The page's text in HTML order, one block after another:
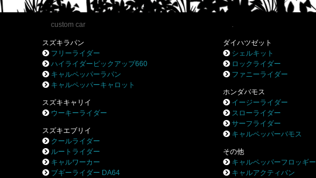
custom car
スズキラパン
フリーライダー
ハイライダーピックアップ660
キャルペッパーラパン
キャルペッパーキャロット
スズキキャリイ
ウーキーライダー
スズキエブリイ
クールライダー
ルートライダー
キャルワーカー
ブギーライダー DA64
.
ダイハツゼット
シェルキット
ロックライダー
ファニーライダー
ホンダバモス
イージーライダー
スローライダー
サーフライダー
キャルペッパーバモス
その他
キャルペッパーフロッギー
キャルアクティバン